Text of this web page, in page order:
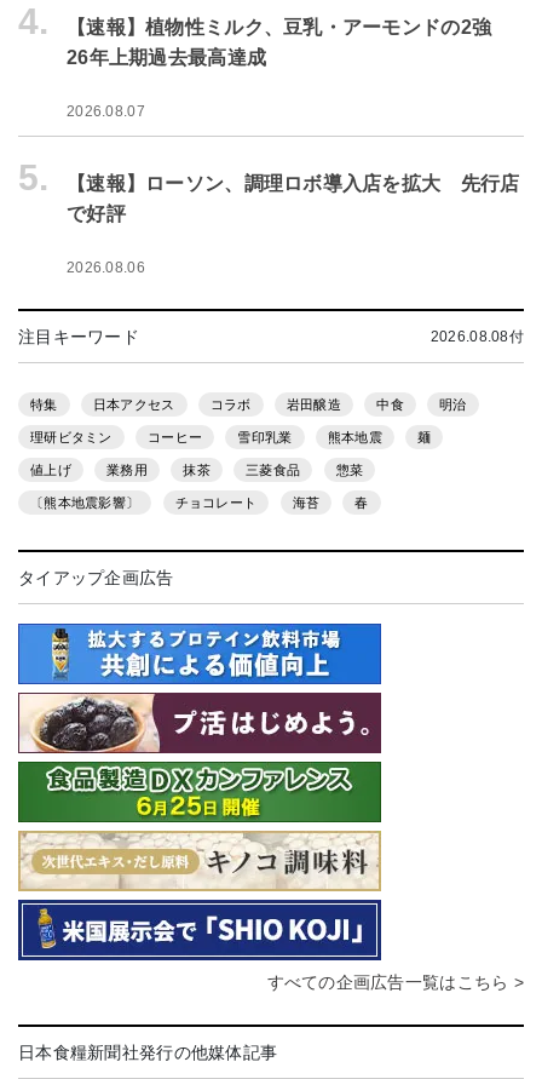
4.
【速報】植物性ミルク、豆乳・アーモンドの2強
26年上期過去最高達成
2026.08.07
5.
【速報】ローソン、調理ロボ導入店を拡大 先行店
で好評
2026.08.06
注目キーワード 2026.08.08付
特集 日本アクセス コラボ 岩田醸造 中食 明治
理研ビタミン コーヒー 雪印乳業 熊本地震 麺
値上げ 業務用 抹茶 三菱食品 惣菜
〔熊本地震影響〕 チョコレート 海苔 春
タイアップ企画広告
すべての企画広告一覧はこちら >
日本食糧新聞社発行の他媒体記事